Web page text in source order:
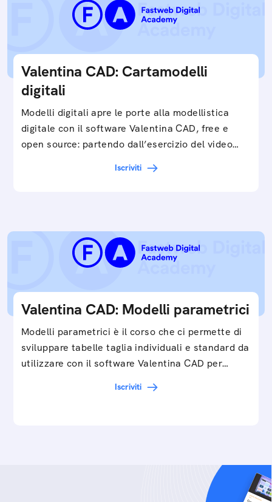
Valentina CAD: Cartamodelli
digitali
Modelli digitali apre le porte alla modellistica
digitale con il software Valentina CAD, free e
open source: partendo dall’esercizio del video…
Iscriviti
Valentina CAD: Modelli parametrici
Modelli parametrici è il corso che ci permette di
sviluppare tabelle taglia individuali e standard da
utilizzare con il software Valentina CAD per…
Iscriviti